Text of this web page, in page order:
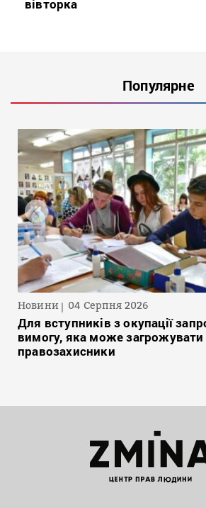
вівторка
Популярне
Новини 04 Серпня 2026
Для вступників з окупації
вимогу, яка може загрожувати
правозахисники